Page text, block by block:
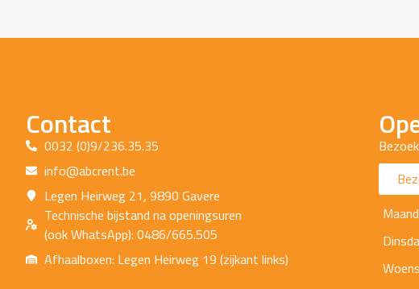
Contact
0032 (0)9/236.35.35
info@abcrent.be
Legen Heirweg 21, 9890 Gavere
Technische bijstand na openingsuren
(ook WhatsApp): 0486/665.505
Afhaalboxen: Legen Heirweg 19 (zijkant links)